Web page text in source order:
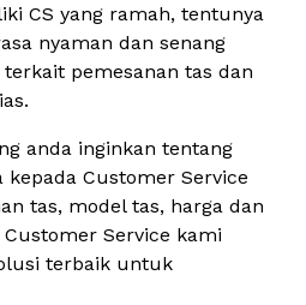
CS yang ramah, tentunya
nyaman dan senang
pemesanan tas dan
anda inginkan tentang
kepada Customer Service
tas, model tas, harga dan
Service kami
terbaik untuk